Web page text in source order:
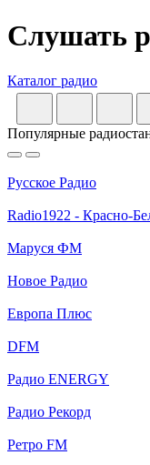
Слушать
Каталог радио
Популярные
Русское Радио
Radio1922 - Красно-
Маруся ФМ
Новое Радио
Европа Плюс
DFM
Радио ENERGY
Радио Рекорд
Ретро FM